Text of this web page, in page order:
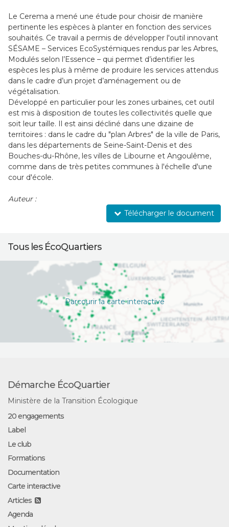
Le Cerema a mené une étude pour choisir de manière
pertinente les espèces à planter en fonction des services
souhaités. Ce travail a permis de développer l'outil innovant
SÉSAME – Services EcoSystémiques rendus par les Arbres,
Modulés selon l’Essence – qui permet d’identifier les
espèces les plus à même de produire les services attendus
dans le cadre d’un projet d’aménagement ou de
végétalisation.
Développé en particulier pour les zones urbaines, cet outil
est mis à disposition de toutes les collectivités quelle que
soit leur taille. Il est ainsi décliné dans une dizaine de
territoires : dans le cadre du "plan Arbres" de la ville de Paris,
dans les départements de Seine-Saint-Denis et des
Bouches-du-Rhône, les villes de Libourne et Angoulême,
comme dans de très petites communes à l'échelle d'une
cour d'école.
Auteur :
Télécharger le document
Tous les ÉcoQuartiers
Parcourir la carte interactive
Démarche ÉcoQuartier
Ministère de la Transition Écologique
20 engagements
Label
Le club
Formations
Documentation
Carte interactive
Articles
Agenda